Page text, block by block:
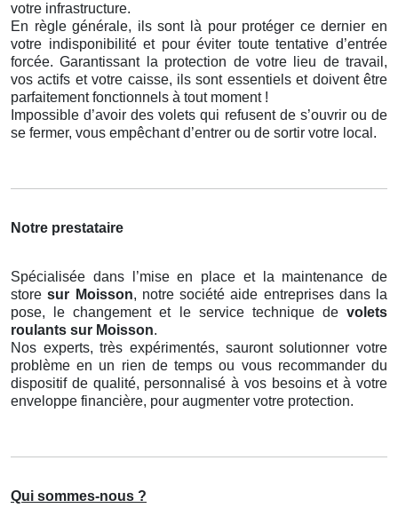
votre infrastructure.
En règle générale, ils sont là pour protéger ce dernier en
votre indisponibilité et pour éviter toute tentative d’entrée
forcée. Garantissant la protection de votre lieu de travail,
vos actifs et votre caisse, ils sont essentiels et doivent être
parfaitement fonctionnels à tout moment !
Impossible d’avoir des volets qui refusent de s’ouvrir ou de
se fermer, vous empêchant d’entrer ou de sortir votre local.
Notre prestataire
Spécialisée dans l’mise en place et la maintenance de
storesur Moisson, notre société aide entreprises dans la
pose, le changement et le service technique de volets
roulants sur Moisson.
Nos experts, très expérimentés, sauront solutionner votre
problème en un rien de temps ou vous recommander du
dispositif de qualité, personnalisé à vos besoins et à votre
enveloppe financière, pour augmenter votre protection.
Qui sommes-nous ?